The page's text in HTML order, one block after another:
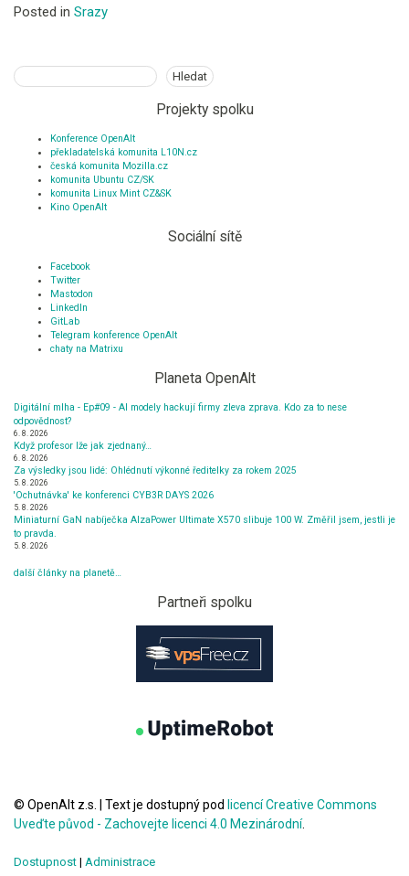
Posted in Srazy
Hledat Hledat
Projekty spolku
Konference OpenAlt
překladatelská komunita L10N.cz
česká komunita Mozilla.cz
komunita Ubuntu CZ/SK
komunita Linux Mint CZ&SK
Kino OpenAlt
Sociální sítě
Facebook
Twitter
Mastodon
LinkedIn
GitLab
Telegram konference OpenAlt
chaty na Matrixu
Planeta OpenAlt
Digitální mlha - Ep#09 - AI modely hackují firmy zleva zprava. Kdo za to nese
odpovědnost?
6. 8. 2026
Když profesor lže jak zjednaný…
6. 8. 2026
Za výsledky jsou lidé: Ohlédnutí výkonné ředitelky za rokem 2025
5. 8. 2026
'Ochutnávka' ke konferenci CYB3R DAYS 2026
5. 8. 2026
Miniaturní GaN nabíječka AlzaPower Ultimate X570 slibuje 100 W. Změřil jsem, jestli je
to pravda.
5. 8. 2026
další články na planetě…
Partneři spolku
© OpenAlt z.s. Text je dostupný pod licencí Creative Commons
Uveďte původ - Zachovejte licenci 4.0 Mezinárodní.
Dostupnost | Administrace